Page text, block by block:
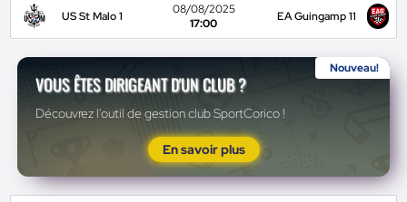
US St Malo 1
08/08/2025
17:00
EA Guingamp 11
Nouveau!
VOUS ÊTES DIRIGEANT D'UN CLUB ?
Découvrez l'outil de gestion club SportCorico !
En savoir plus